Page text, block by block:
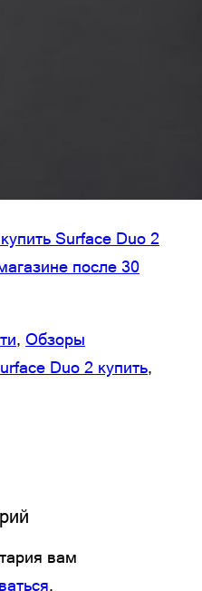
Surface Duo 2
после 30
, Обзоры
Duo 2 купить
вам
.